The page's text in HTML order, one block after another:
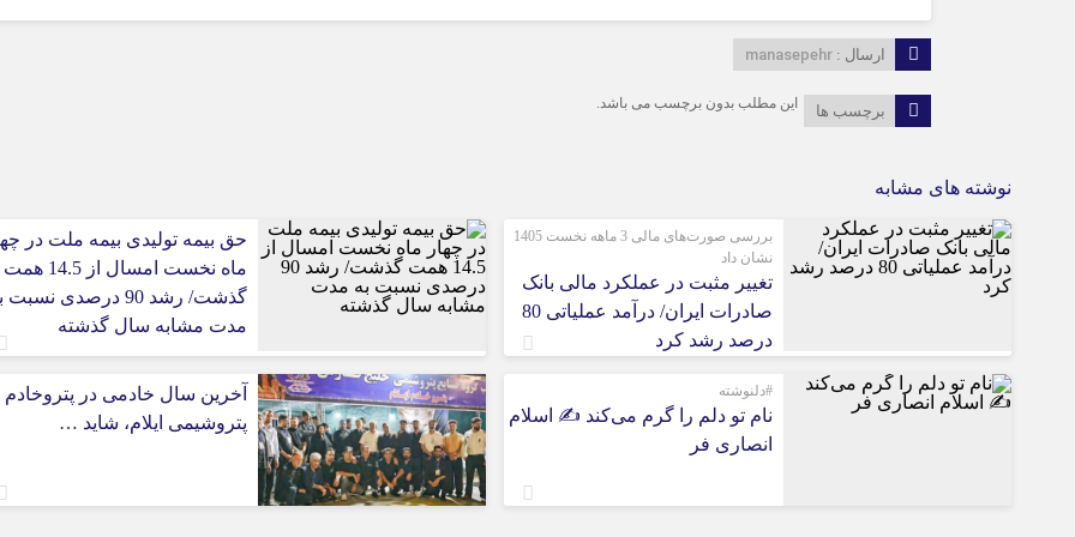
هرمزگان
همدان
یزد
ارسال : manasepehr
برچسب ها این مطلب بدون برچسب می باشد.
نوشته های مشابه
بررسی صورت‌های مالی 3 ماهه نخست 1405
نشان داد
تغییر مثبت در عملکرد مالی بانک
صادرات ایران/ درآمد عملیاتی 80
درصد رشد کرد
حق بیمه تولیدی بیمه ملت در
ماه نخست امسال از 14.5 همت
گذشت/ رشد 90 درصدی نسبت
مدت مشابه سال گذشته
#دلنوشته
نام تو دلم را گرم می‌کند ✍️ اسلام
انصاری فر
آخرین سال خادمی در پتروخادم
پتروشیمی ایلام، شاید …